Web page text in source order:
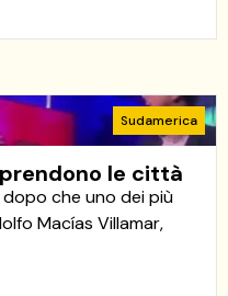
Sudamerica
le città
che uno dei più
Macías Villamar,